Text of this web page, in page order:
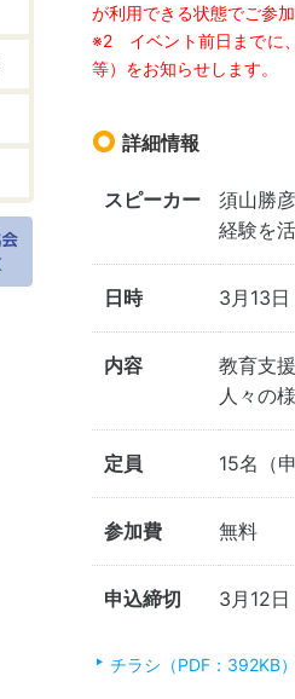
が利用できる状態でご参
※2 イベント前日までに
等）をお知らせします。
詳細情報
スピーカー
須山勝
経験を
日時 3月13
内容
教育支
人々の
定員 15名（
参加費 無料
申込締切 3月12
チラシ（PDF：392KB